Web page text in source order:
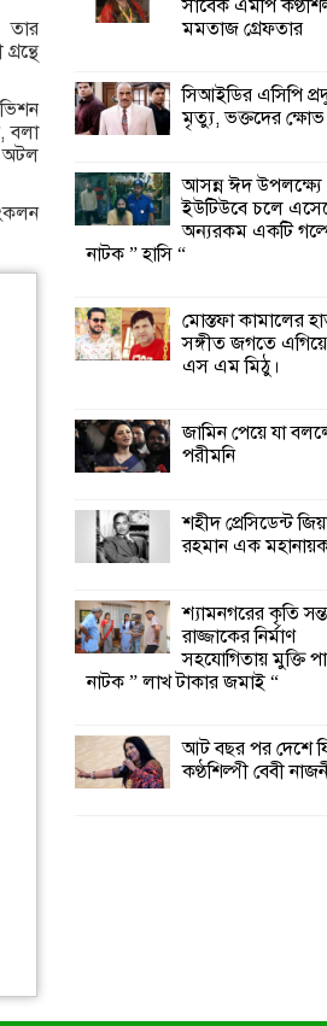
তার
বলা
অটল
সহনশীল জনগোষ্ঠী
প্রকল্পের
শ্যামনগরে বনবিভাগ
মতবিনিময় সভা
শ্যামনগরে সুপেয়
শ্যামনগরে
সামাজিকভিত্তিক
আনুষ্ঠানিক উদ্বোধন
সাবেক এমপি
মমতাজ গ্রেফতার
সিআইডির এসিপি
মৃত্যু, ভক্তদের ক্ষোভ
আসন্ন ঈদ উপলক্ষ্যে
ইউটিউবে চলে
অন্যরকম একটি
নাটক ” হাসি “
মোস্তফা কামালের
সঙ্গীত জগতে এগিয়ে
এস এম মিঠু।
জামিন পেয়ে যা
পরীমনি
শহীদ প্রেসিডেন্ট
রহমান এক
শ্যামনগরের কৃতি
রাজ্জাকের নির্মাণ
সহযোগিতায় মুক্তি
নাটক ” লাখ টাকার জমাই “
আট বছর পর দেশে
কণ্ঠশিল্পী বেবী